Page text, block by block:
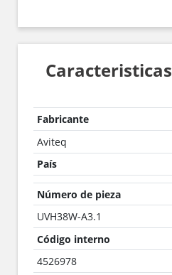
Caracteristicas
Fabricante
Aviteq
País
Número de pieza
UVH38W-A3.1
Código interno
4526978